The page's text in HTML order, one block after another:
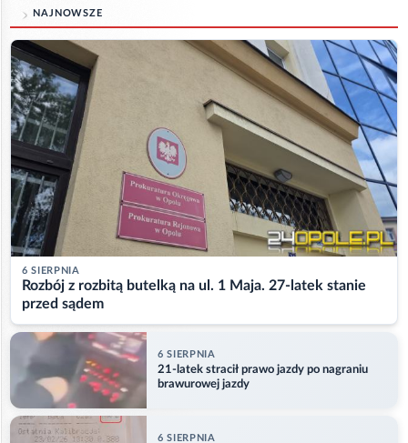
NAJNOWSZE
6 SIERPNIA
Rozbój z rozbitą butelką na ul. 1 Maja. 27-latek stanie
przed sądem
6 SIERPNIA
21-latek stracił prawo jazdy po nagraniu
brawurowej jazdy
6 SIERPNIA